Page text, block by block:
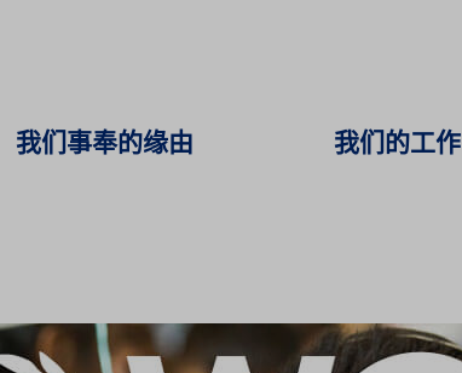
我们事奉的缘由 我们的工作